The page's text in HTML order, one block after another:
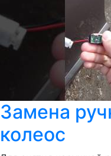
Замена
колеос